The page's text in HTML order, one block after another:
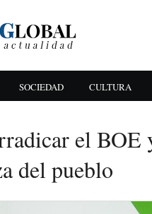
SOCIEDAD CULTURA
el BOE
del pueblo